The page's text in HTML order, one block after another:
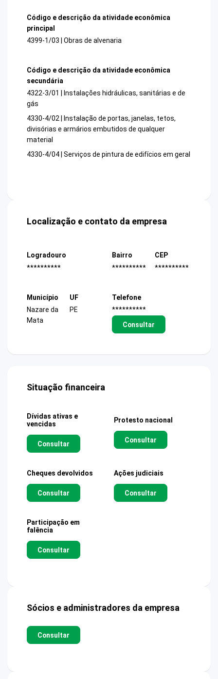
Código e descrição da atividade econômica
principal
4399-1/03 | Obras de alvenaria
Código e descrição da atividade econômica
secundária
4322-3/01 | Instalações hidráulicas, sanitárias e de
gás
4330-4/02 | Instalação de portas, janelas, tetos,
divisórias e armários embutidos de qualquer
material
4330-4/04 | Serviços de pintura de edifícios em geral
Localização e contato da empresa
Logradouro
**********
Bairro
**********
CEP
**********
Município
Nazare da
Mata
UF
PE
Telefone
**********
Consultar
Situação financeira
Dívidas ativas e
vencidas
Consultar
Protesto nacional
Consultar
Cheques devolvidos
Consultar
Ações judiciais
Consultar
Participação em
falência
Consultar
Sócios e administradores da empresa
Consultar